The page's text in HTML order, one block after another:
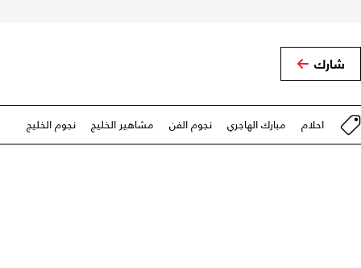
شارك
احلام مبارك الهاجري نجوم الفن مشاهير الخليج نجوم الخليج